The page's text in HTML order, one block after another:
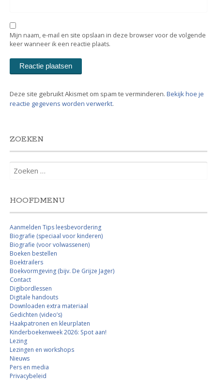
Mijn naam, e-mail en site opslaan in deze browser voor de volgende
keer wanneer ik een reactie plaats.
Deze site gebruikt Akismet om spam te verminderen. Bekijk hoe je
reactie gegevens worden verwerkt.
ZOEKEN
naar:
HOOFDMENU
Aanmelden Tips leesbevordering
Biografie (speciaal voor kinderen)
Biografie (voor volwassenen)
Boeken bestellen
Boektrailers
Boekvormgeving (bijv. De Grijze Jager)
Contact
Digibordlessen
Digitale handouts
Downloaden extra materiaal
Gedichten (video’s)
Haakpatronen en kleurplaten
Kinderboekenweek 2026: Spot aan!
Lezing
Lezingen en workshops
Nieuws
Pers en media
Privacybeleid